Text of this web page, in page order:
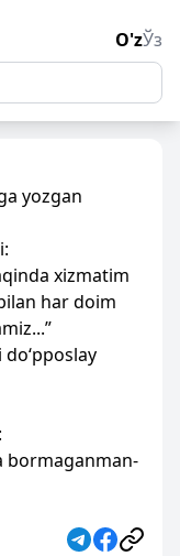
O'zЎз
yozgan
xizmatim
har doim
bormaganman-